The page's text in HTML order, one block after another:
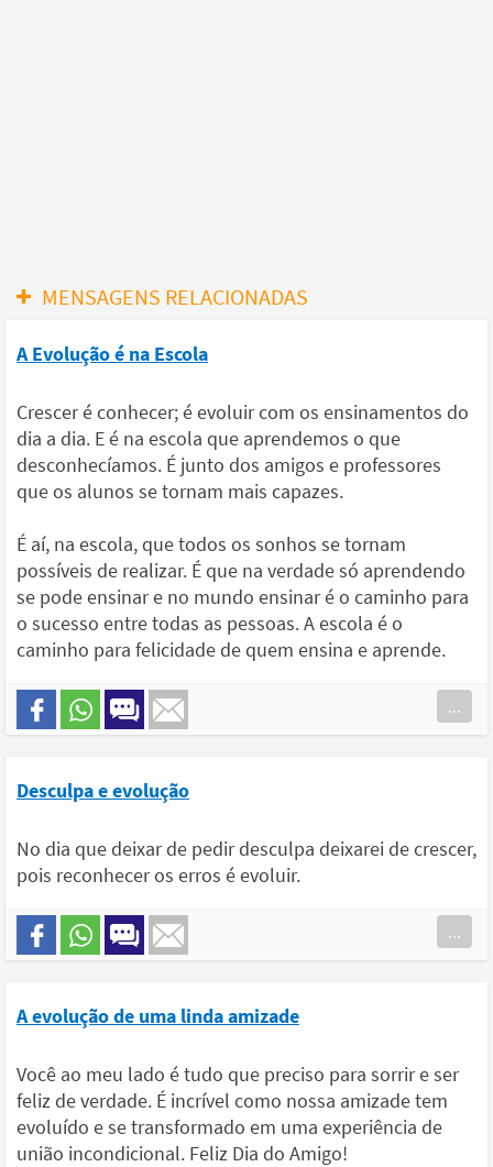
MENSAGENS RELACIONADAS
A Evolução é na Escola
Crescer é conhecer; é evoluir com os ensinamentos do
dia a dia. E é na escola que aprendemos o que
desconhecíamos. É junto dos amigos e professores
que os alunos se tornam mais capazes.
É aí, na escola, que todos os sonhos se tornam
possíveis de realizar. É que na verdade só aprendendo
se pode ensinar e no mundo ensinar é o caminho para
o sucesso entre todas as pessoas. A escola é o
caminho para felicidade de quem ensina e aprende.
...
Desculpa e evolução
No dia que deixar de pedir desculpa deixarei de crescer,
pois reconhecer os erros é evoluir.
...
A evolução de uma linda amizade
Você ao meu lado é tudo que preciso para sorrir e ser
feliz de verdade. É incrível como nossa amizade tem
evoluído e se transformado em uma experiência de
união incondicional. Feliz Dia do Amigo!